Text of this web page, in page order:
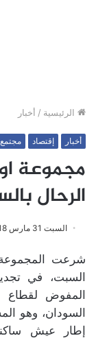
الرئيسية / أخبار
أخبار إقتصاد مجتمع
مجموعة
الرحال
السبت 31 مارس 2018
شرعت المجموعة
السبت، في
المفوض لقطاع
السودان، وهو
إطار عيش